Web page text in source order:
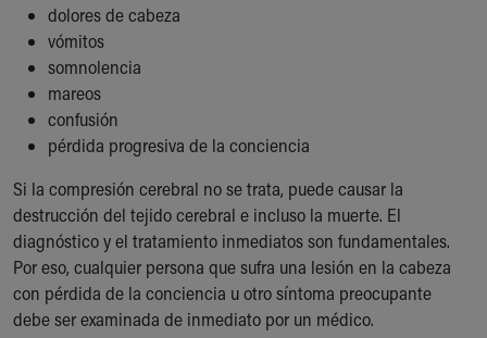
Building a Brighter Future
Our Mission, Vision, Promise
Calendar of Events
Community Mission
Connect With Us
Our Culture of Caring
Our Leadership
Quality and Patient Safety
Unity and Engagement
Women's Board
Our History
More childhood, please.™
dolores de cabeza
vómitos
somnolencia
mareos
confusión
pérdida progresiva de la conciencia
Si la compresión cerebral no se trata, puede causar la
destrucción del tejido cerebral e incluso la muerte. El
diagnóstico y el tratamiento inmediatos son fundamentales.
Por eso, cualquier persona que sufra una lesión en la cabeza
con pérdida de la conciencia u otro síntoma preocupante
debe ser examinada de inmediato por un médico.